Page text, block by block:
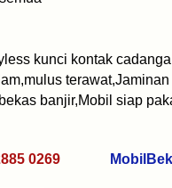
kunci kontak
banjir,Mobil siap
0269